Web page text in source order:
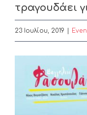
τραγουδάει
23 Ιουλίου, 2019
Larger
Image